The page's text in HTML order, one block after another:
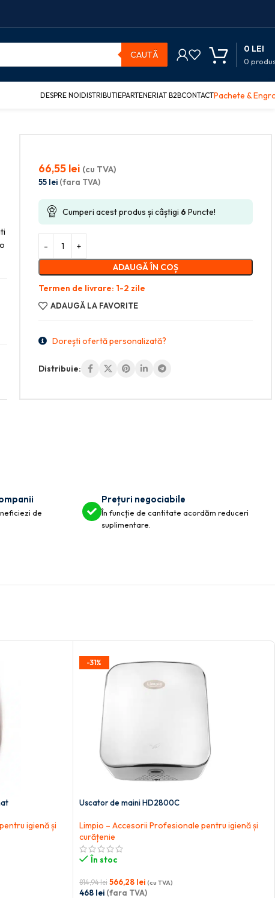
CAUTĂ
0
0 LEI
DESPRE NOIDISTRIBUTIEPARTENERIAT B2BCONTACTPachete &
66,55 lei (cu TVA)
55 lei (fara TVA)
Cumperi acest produs și câștigi 6 Puncte!
ADAUGĂ ÎN COȘ
Termen de livrare: 1-2 zile
ADAUGĂ LA FAVORITE
Dorești ofertă personalizată?
Distribuie:
de
Prețuri negociabile
În funcție de cantitate acordăm reduceri
suplimentare.
igienă și
-31%
Uscator de maini HD2800C
Limpio – Accesorii Profesionale pentru igienă și
curățenie
În stoc
814,94lei 566,28 lei (cu TVA)
468 lei(fara TVA)